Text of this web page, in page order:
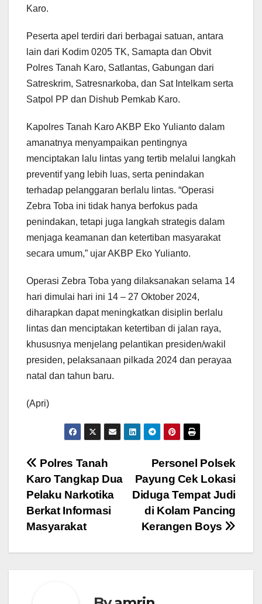
Karo.
Peserta apel terdiri dari berbagai satuan, antara
lain dari Kodim 0205 TK, Samapta dan Obvit
Polres Tanah Karo, Satlantas, Gabungan dari
Satreskrim, Satresnarkoba, dan Sat Intelkam serta
Satpol PP dan Dishub Pemkab Karo.
Kapolres Tanah Karo AKBP Eko Yulianto dalam
amanatnya menyampaikan pentingnya
menciptakan lalu lintas yang tertib melalui langkah
preventif yang lebih luas, serta penindakan
terhadap pelanggaran berlalu lintas. “Operasi
Zebra Toba ini tidak hanya berfokus pada
penindakan, tetapi juga langkah strategis dalam
menjaga keamanan dan ketertiban masyarakat
secara umum,” ujar AKBP Eko Yulianto.
Operasi Zebra Toba yang dilaksanakan selama 14
hari dimulai hari ini 14 – 27 Oktober 2024,
diharapkan dapat meningkatkan disiplin berlalu
lintas dan menciptakan ketertiban di jalan raya,
khususnya menjelang pelantikan presiden/wakil
presiden, pelaksanaan pilkada 2024 dan perayaa
natal dan tahun baru.
(Apri)
Navigasi
pos
Personel Polsek
Payung Cek Lokasi
Diduga Tempat Judi
di Kolam Pancing
Kerangen Boys
Polres Tanah
Karo Tangkap Dua
Pelaku Narkotika
Berkat Informasi
Masyarakat